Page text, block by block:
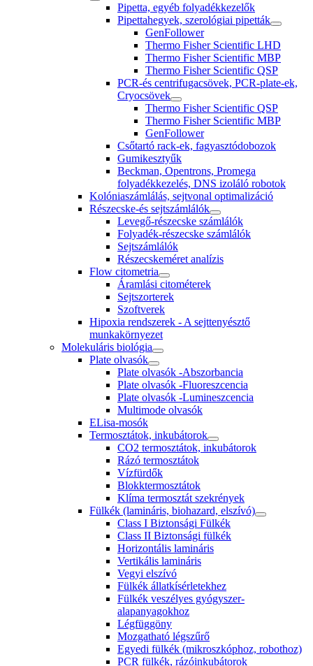
Pipetta, egyéb folyadékkezelők
Pipettahegyek, szerológiai pipetták
GenFollower
Thermo Fisher Scientific LHD
Thermo Fisher Scientific MBP
Thermo Fisher Scientific QSP
PCR-és centrifugacsövek, PCR-plate-ek,
Cryocsövek
Thermo Fisher Scientific QSP
Thermo Fisher Scientific MBP
GenFollower
Csőtartó rack-ek, fagyasztódobozok
Gumikesztyűk
Beckman, Opentrons, Promega
folyadékkezelés, DNS izoláló robotok
Kolóniaszámlálás, sejtvonal optimalizáció
Részecske-és sejtszámlálók
Levegő-részecske számlálók
Folyadék-részecske számlálók
Sejtszámlálók
Részecskeméret analízis
Flow citometria
Áramlási citométerek
Sejtszorterek
Szoftverek
Hipoxia rendszerek - A sejttenyésztő
munkakörnyezet
Molekuláris biológia
Plate olvasók
Plate olvasók -Abszorbancia
Plate olvasók -Fluoreszcencia
Plate olvasók -Lumineszcencia
Multimode olvasók
ELisa-mosók
Termosztátok, inkubátorok
CO2 termosztátok, inkubátorok
Rázó termosztátok
Vízfürdők
Blokktermosztátok
Klíma termosztát szekrények
Fülkék (lamináris, biohazard, elszívó)
Class I Biztonsági Fülkék
Class II Biztonsági fülkék
Horizontális lamináris
Vertikális lamináris
Vegyi elszívó
Fülkék állatkísérletekhez
Fülkék veszélyes gyógyszer-
alapanyagokhoz
Légfüggöny
Mozgatható légszűrő
Egyedi fülkék (mikroszkóphoz, robothoz)
PCR fülkék, rázóinkubátorok